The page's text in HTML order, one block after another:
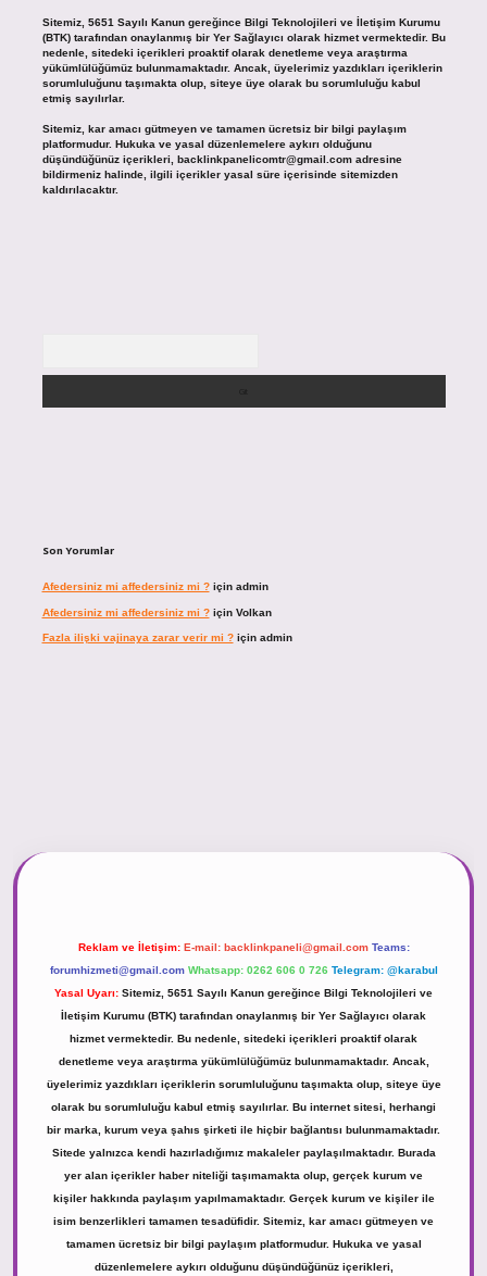
Sitemiz, 5651 Sayılı Kanun gereğince Bilgi Teknolojileri ve İletişim Kurumu
(BTK) tarafından onaylanmış bir Yer Sağlayıcı olarak hizmet vermektedir. Bu
nedenle, sitedeki içerikleri proaktif olarak denetleme veya araştırma
yükümlülüğümüz bulunmamaktadır. Ancak, üyelerimiz yazdıkları içeriklerin
sorumluluğunu taşımakta olup, siteye üye olarak bu sorumluluğu kabul
etmiş sayılırlar.
Sitemiz, kar amacı gütmeyen ve tamamen ücretsiz bir bilgi paylaşım
platformudur. Hukuka ve yasal düzenlemelere aykırı olduğunu
düşündüğünüz içerikleri, backlinkpanelicomtr@gmail.comadresine
bildirmeniz halinde, ilgili içerikler yasal süre içerisinde sitemizden
kaldırılacaktır.
Son Yorumlar
Afedersiniz mi affedersiniz mi ?için admin
Afedersiniz mi affedersiniz mi ?için Volkan
Fazla ilişki vajinaya zarar verir mi ?için admin
Reklam ve İletişim: E-mail: backlinkpaneli@gmail.com Teams:
forumhizmeti@gmail.com Whatsapp: 0262 606 0 726 Telegram: @karabul
Yasal Uyarı: Sitemiz, 5651 Sayılı Kanun gereğince Bilgi Teknolojileri ve
İletişim Kurumu (BTK) tarafından onaylanmış bir Yer Sağlayıcı olarak
hizmet vermektedir. Bu nedenle, sitedeki içerikleri proaktif olarak
denetleme veya araştırma yükümlülüğümüz bulunmamaktadır. Ancak,
üyelerimiz yazdıkları içeriklerin sorumluluğunu taşımakta olup, siteye üye
olarak bu sorumluluğu kabul etmiş sayılırlar. Bu internet sitesi, herhangi
bir marka, kurum veya şahıs şirketi ile hiçbir bağlantısı bulunmamaktadır.
Sitede yalnızca kendi hazırladığımız makaleler paylaşılmaktadır. Burada
yer alan içerikler haber niteliği taşımamakta olup, gerçek kurum ve
kişiler hakkında paylaşım yapılmamaktadır. Gerçek kurum ve kişiler ile
isim benzerlikleri tamamen tesadüfidir. Sitemiz, kar amacı gütmeyen ve
tamamen ücretsiz bir bilgi paylaşım platformudur. Hukuka ve yasal
düzenlemelere aykırı olduğunu düşündüğünüz içerikleri,